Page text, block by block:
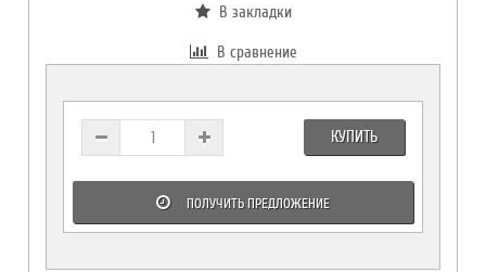
В закладки
В сравнение
КУПИТЬ
ПОЛУЧИТЬ ПРЕДЛОЖЕНИЕ